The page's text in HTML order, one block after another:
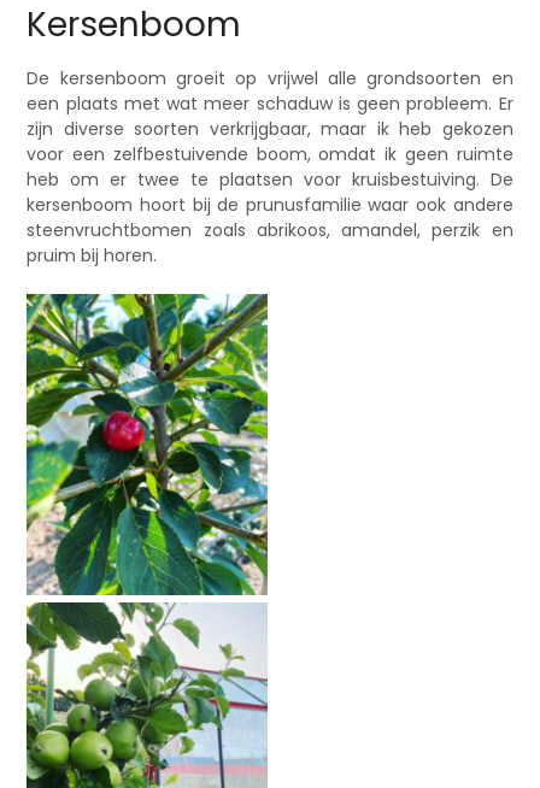
Kersenboom
De kersenboom groeit op vrijwel alle grondsoorten en
een plaats met wat meer schaduw is geen probleem. Er
zijn diverse soorten verkrijgbaar, maar ik heb gekozen
voor een zelfbestuivende boom, omdat ik geen ruimte
heb om er twee te plaatsen voor kruisbestuiving. De
kersenboom hoort bij de prunusfamilie waar ook andere
steenvruchtbomen zoals abrikoos, amandel, perzik en
pruim bij horen.